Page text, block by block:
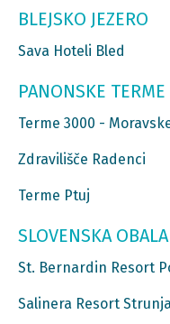
BLEJSKO JEZERO
Sava Hoteli Bled
PANONSKE TERME
Terme 3000 -
Zdravilišče Radenci
Terme Ptuj
SLOVENSKA OBALA
St. Bernardin Resort
Salinera Resort